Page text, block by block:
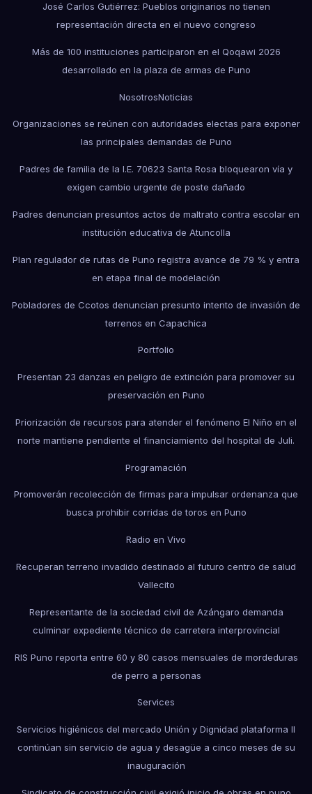
José Carlos Gutiérrez: Pueblos originarios no tienen
representación directa en el nuevo congreso
Más de 100 instituciones participaron en el Qoqawi 2026
desarrollado en la plaza de armas de Puno
NosotrosNoticias
Organizaciones se reúnen con autoridades electas para exponer
las principales demandas de Puno
Padres de familia de la I.E. 70623 Santa Rosa bloquearon vía y
exigen cambio urgente de poste dañado
Padres denuncian presuntos actos de maltrato contra escolar en
institución educativa de Atuncolla
Plan regulador de rutas de Puno registra avance de 79 % y entra
en etapa final de modelación
Pobladores de Ccotos denuncian presunto intento de invasión de
terrenos en Capachica
Portfolio
Presentan 23 danzas en peligro de extinción para promover su
preservación en Puno
Priorización de recursos para atender el fenómeno El Niño en el
norte mantiene pendiente el financiamiento del hospital de Juli.
Programación
Promoverán recolección de firmas para impulsar ordenanza que
busca prohibir corridas de toros en Puno
Radio en Vivo
Recuperan terreno invadido destinado al futuro centro de salud
Vallecito
Representante de la sociedad civil de Azángaro demanda
culminar expediente técnico de carretera interprovincial
RIS Puno reporta entre 60 y 80 casos mensuales de mordeduras
de perro a personas
Services
Servicios higiénicos del mercado Unión y Dignidad plataforma II
continúan sin servicio de agua y desagüe a cinco meses de su
inauguración